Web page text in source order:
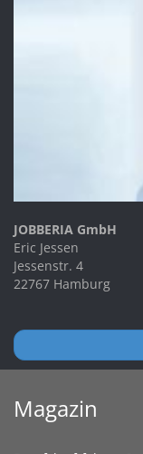
JOBBERIA GmbH
Eric Jessen
Jessenstr. 4
22767 Hamburg
Magazin